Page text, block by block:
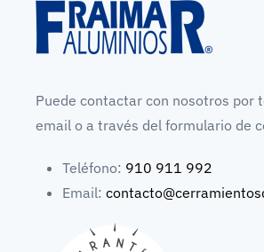
Puede contactar con nosotros por
email o a través del formulario de
Teléfono: 910 911 992
Email: